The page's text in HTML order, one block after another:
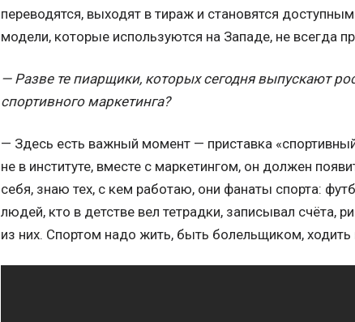
переводятся, выходят в тираж и становятся
модели, которые используются на Западе, не всегда
— Разве те пиарщики, которых сегодня выпускают
спортивного маркетинга?
— Здесь есть важный момент — приставка
не в институте, вместе с маркетингом, он должен
себя, знаю тех, с кем работаю, они фанаты спорта:
людей, кто в детстве вел тетрадки, записывал счёта,
из них. Спортом надо жить, быть болельщиком,